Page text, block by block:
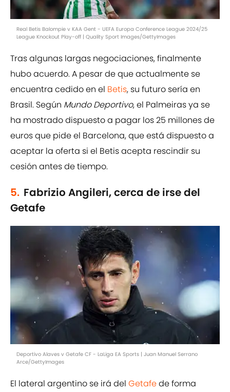
Real Betis Balompie v KAA Gent - UEFA Europa Conference League 2024/25
League Knockout Play-off | Quality Sport Images/GettyImages
Tras algunas largas negociaciones, finalmente
hubo acuerdo. A pesar de que actualmente se
encuentra cedido en el Betis, su futuro sería en
Brasil. Según Mundo Deportivo, el Palmeiras ya se
ha mostrado dispuesto a pagar los 25 millones de
euros que pide el Barcelona, que está dispuesto a
aceptar la oferta si el Betis acepta rescindir su
cesión antes de tiempo.
5. Fabrizio Angileri, cerca de irse del
Getafe
Deportivo Alaves v Getafe CF - LaLiga EA Sports | Juan Manuel Serrano
Arce/GettyImages
El lateral argentino se irá del Getafede forma